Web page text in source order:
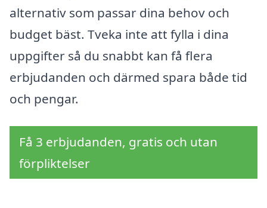
alternativ som passar dina behov och
budget bäst. Tveka inte att fylla i dina
uppgifter så du snabbt kan få flera
erbjudanden och därmed spara både tid
och pengar.
Få 3 erbjudanden, gratis och utan
förpliktelser